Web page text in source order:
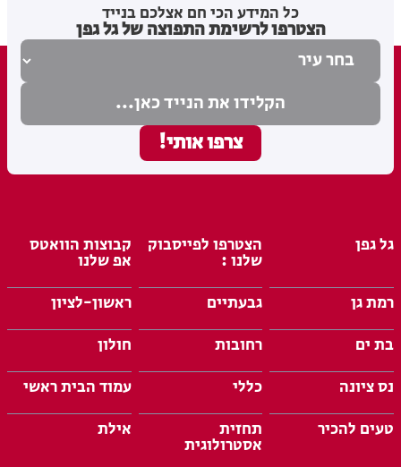
כל המידע הכי חם אצלכם בנייד
הצטרפו לרשימת התפוצה של גל גפן
גל גפן הצטרפו לפייסבוק
שלנו :
קבוצות הוואטס
אפ שלנו
רמת גן
גבעתיים
ראשון-לציון
בת ים
רחובות
חולון
נס ציונה
כללי
עמוד הבית ראשי
טעים להכיר
תחזית
אסטרולוגית
אילת